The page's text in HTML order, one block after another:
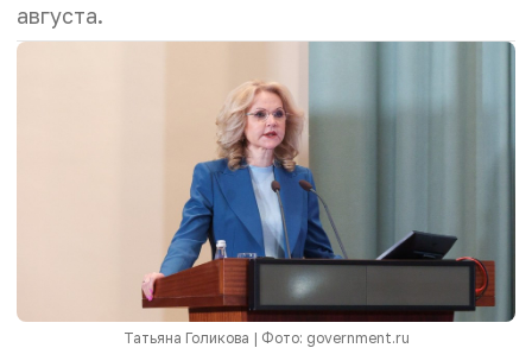
августа.
Татьяна Голикова | Фото: government.ru